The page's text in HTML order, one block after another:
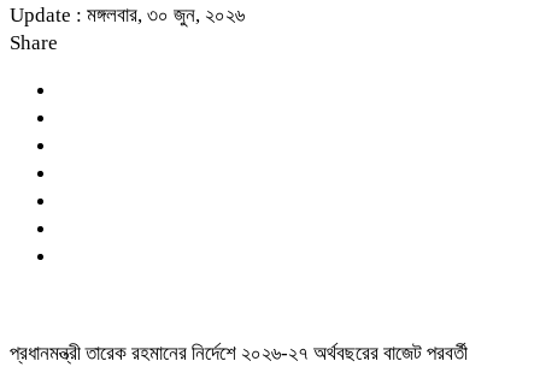
Update : মঙ্গলবার, ৩০ জুন, ২০২৬
Share
প্রধানমন্ত্রী তারেক রহমানের নির্দেশে ২০২৬-২৭ অর্থবছরের বাজেট পরবর্তী